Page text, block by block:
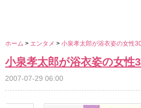
ホーム > エンタメ > 小泉孝太郎が浴衣姿の女性
小泉孝太郎が浴衣姿の女
2007-07-29 06:00